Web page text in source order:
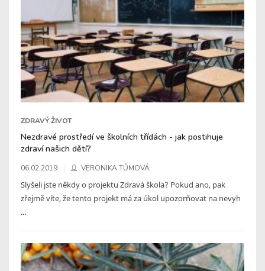
ZDRAVÝ ŽIVOT
Nezdravé prostředí ve školních třídách - jak postihuje
zdraví našich dětí?
06.02.2019 VERONIKA TŮMOVÁ
Slyšeli jste někdy o projektu Zdravá škola? Pokud ano, pak
zřejmě víte, že tento projekt má za úkol upozorňovat na nevyh
...